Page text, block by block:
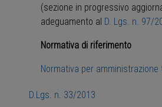
(sezione in progressivo
adeguamento al D. Lgs. n. 97/
Normativa di riferimento
Normativa per
D.Lgs. n. 33/2013